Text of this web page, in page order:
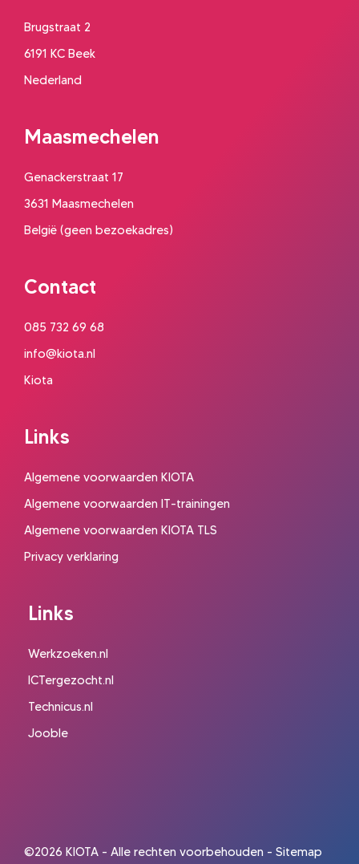
Brugstraat 2
6191 KC Beek
Nederland
Maasmechelen
Genackerstraat 17
3631 Maasmechelen
België (geen bezoekadres)
Contact
085 732 69 68
info@kiota.nl
Kiota
Links
Algemene voorwaarden KIOTA
Algemene voorwaarden IT-trainingen
Algemene voorwaarden KIOTA TLS
Privacy verklaring
Links
Werkzoeken.nl
ICTergezocht.nl
Technicus.nl
Jooble
©2026 KIOTA - Alle rechten voorbehouden - Sitemap